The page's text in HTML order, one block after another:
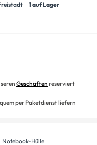
Geschäften reserviert
per Paketdienst liefern
1 auf Lager
Notebook-Hülle